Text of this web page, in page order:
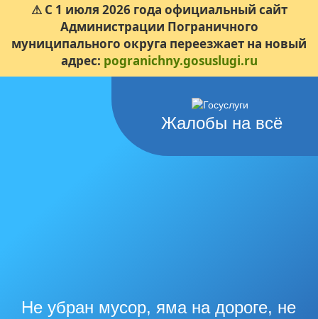
⚠ С 1 июля 2026 года официальный сайт
Администрации Пограничного
муниципального округа переезжает на новый
адрес: pogranichny.gosuslugi.ru
Жалобы на всё
Не убран мусор, яма на дороге, не